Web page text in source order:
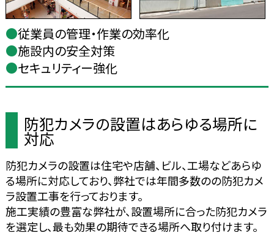
●従業員の管理・作業の効率化
●施設内の安全対策
●セキュリティー強化
防犯カメラの設置はあらゆる場所に
対応
防犯カメラの設置は住宅や店舗、ビル、工場などあらゆ
る場所に対応しており、弊社では年間多数のの防犯カメ
ラ設置工事を行っております。
施工実績の豊富な弊社が、設置場所に合った防犯カメラ
を選定し、最も効果の期待できる場所へ取り付けます。